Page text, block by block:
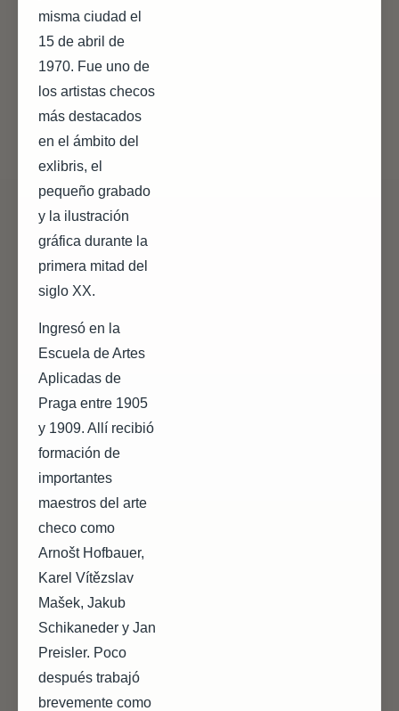
misma ciudad el
15 de abril de
1970. Fue uno de
los artistas checos
más destacados
en el ámbito del
exlibris, el
pequeño grabado
y la ilustración
gráfica durante la
primera mitad del
siglo XX.
Ingresó en la
Escuela de Artes
Aplicadas de
Praga entre 1905
y 1909. Allí recibió
formación de
importantes
maestros del arte
checo como
Arnošt Hofbauer,
Karel Vítězslav
Mašek, Jakub
Schikaneder y Jan
Preisler. Poco
después trabajó
brevemente como